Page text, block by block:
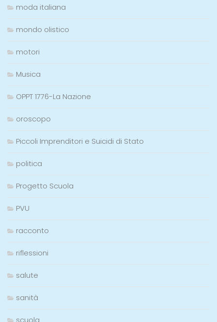
moda italiana
mondo olistico
motori
Musica
OPPT 1776-La Nazione
oroscopo
Piccoli Imprenditori e Suicidi di Stato
politica
Progetto Scuola
PVU
racconto
riflessioni
salute
sanità
scuola